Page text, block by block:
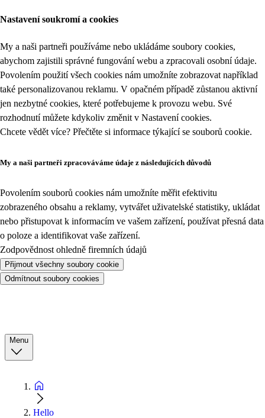
Nastavení soukromí a cookies
My a naši partneři používáme nebo ukládáme soubory cookies,
abychom zajistili správné fungování webu a zpracovali osobní údaje.
Povolením použití všech cookies nám umožníte zobrazovat například
také personalizovanou reklamu. V opačném případě zůstanou aktivní
jen nezbytné cookies, které potřebujeme k provozu webu. Své
rozhodnutí můžete kdykoliv změnit v Nastavení cookies.
Chcete vědět více? Přečtěte si informace týkající se souborů cookie.
My a naši partneři zpracováváme údaje z následujících důvodů
Povolením souborů cookies nám umožníte měřit efektivitu
zobrazeného obsahu a reklamy, vytvářet uživatelské statistiky, ukládat
nebo přistupovat k informacím ve vašem zařízení, používat přesná data
o poloze a identifikovat vaše zařízení.
Zodpovědnost ohledně firemních údajů
Přijmout všechny soubory cookie
Odmítnout soubory cookies
Menu
Hello